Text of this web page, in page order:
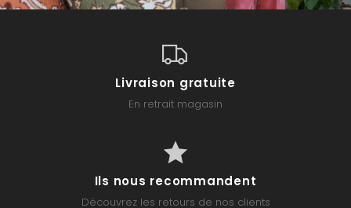
Livraison gratuite
En retrait magasin
Ils nous recommandent
Découvrez les retours de nos clients